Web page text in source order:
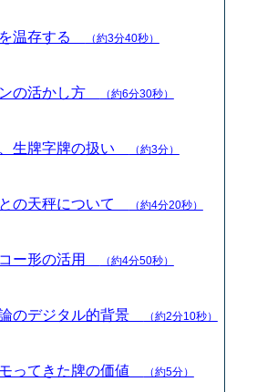
温存する （約3分40秒）
の活かし方 （約6分30秒）
生牌字牌の扱い （約3分）
の天秤について （約4分20秒）
ー形の活用 （約4分50秒）
のデジタル的背景 （約2分10秒）
ってきた牌の価値 （約5分）